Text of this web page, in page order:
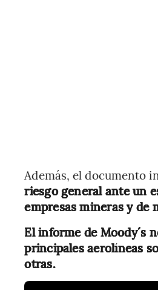
Además, el documento
riesgo general ante un
empresas mineras y de
El informe de Moody´s
principales aerolíneas
otras.